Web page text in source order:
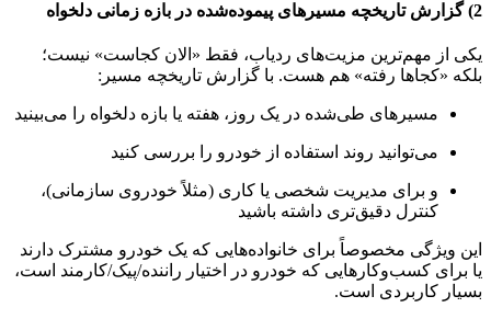
2) گزارش تاریخچه مسیرهای پیموده‌شده در بازه زمانی دلخواه
یکی از مهم‌ترین مزیت‌های ردیاب، فقط «الان کجاست» نیست؛
بلکه «کجاها رفته» هم هست. با گزارش تاریخچه مسیر:
مسیرهای طی‌شده در یک روز، هفته یا بازه دلخواه را می‌بینید
می‌توانید روند استفاده از خودرو را بررسی کنید
و برای مدیریت شخصی یا کاری (مثلاً خودروی سازمانی)،
کنترل دقیق‌تری داشته باشید
این ویژگی مخصوصاً برای خانواده‌هایی که یک خودرو مشترک دارند
یا برای کسب‌وکارهایی که خودرو در اختیار راننده/پیک/کارمند است،
بسیار کاربردی است.